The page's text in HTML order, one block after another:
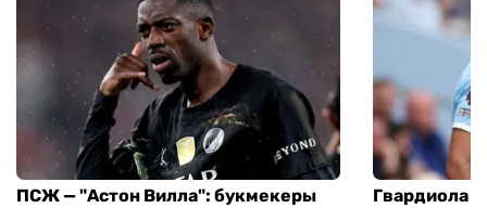
ПСЖ — "Астон Вилла": букмекеры
Гвардиола